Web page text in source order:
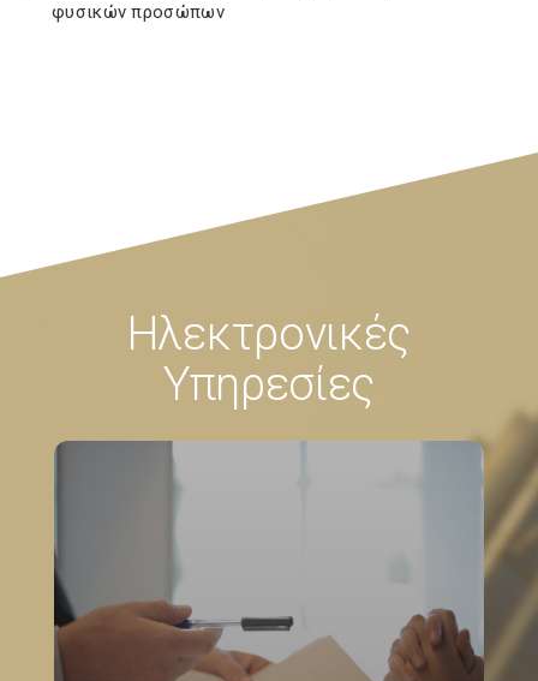
φυσικών προσώπων
Ηλεκτρονικές
Υπηρεσίες